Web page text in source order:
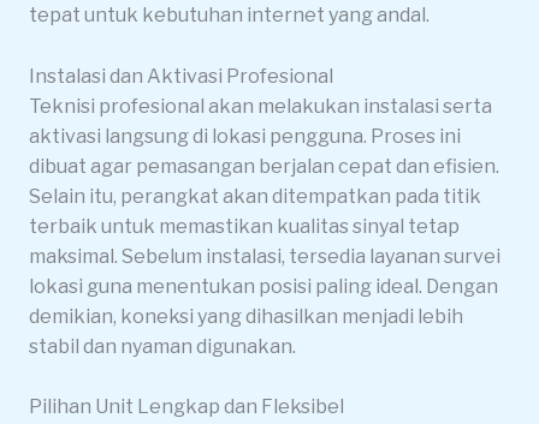
tepat untuk kebutuhan internet yang andal.
Instalasi dan Aktivasi Profesional
Teknisi profesional akan melakukan instalasi serta
aktivasi langsung di lokasi pengguna. Proses ini
dibuat agar pemasangan berjalan cepat dan efisien.
Selain itu, perangkat akan ditempatkan pada titik
terbaik untuk memastikan kualitas sinyal tetap
maksimal. Sebelum instalasi, tersedia layanan survei
lokasi guna menentukan posisi paling ideal. Dengan
demikian, koneksi yang dihasilkan menjadi lebih
stabil dan nyaman digunakan.
Pilihan Unit Lengkap dan Fleksibel